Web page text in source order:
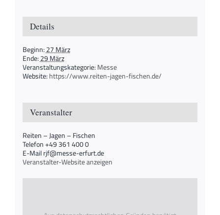
Details
Beginn:27 März
Ende:29 März
Veranstaltungskategorie:Messe
Website:https://www.reiten-jagen-fischen.de/
Veranstalter
Reiten – Jagen – Fischen
Telefon+49 361 400 0
E-Mailrjf@messe-erfurt.de
Veranstalter-Website anzeigen